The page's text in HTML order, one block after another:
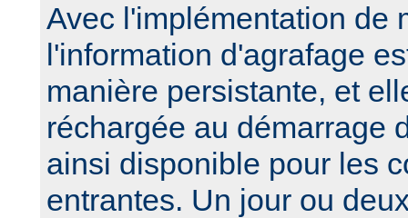
Avec l'implémentation de
l'information d'agrafage
manière persistante, et
réchargée au démarrage
ainsi disponible pour les
entrantes. Un jour ou